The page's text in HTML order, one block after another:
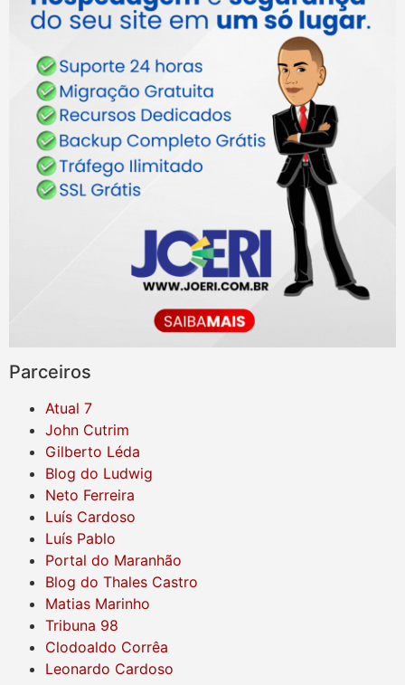
Parceiros
Atual 7
John Cutrim
Gilberto Léda
Blog do Ludwig
Neto Ferreira
Luís Cardoso
Luís Pablo
Portal do Maranhão
Blog do Thales Castro
Matias Marinho
Tribuna 98
Clodoaldo Corrêa
Leonardo Cardoso